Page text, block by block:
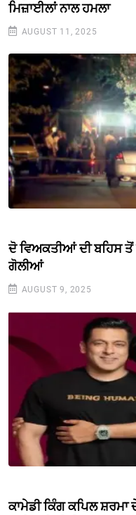
ਮਿਜ਼ਾਈਲਾਂ ਨਾਲ ਹਮਲਾ
AUGUST 11, 2025
ਦੋ ਵਿਅਕਤੀਆਂ ਦੀ ਬਹਿਸ
ਗੋਲੀਆਂ
AUGUST 9, 2025
ਕਾਮੇਡੀ ਕਿੰਗ ਕਪਿਲ